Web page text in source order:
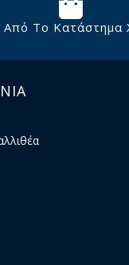
Το Κατάστημα